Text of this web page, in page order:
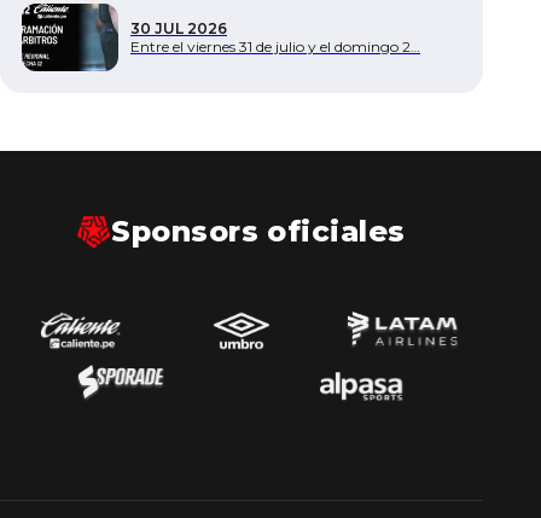
30 JUL 2026
Entre el viernes 31 de julio y el domingo 2…
Sponsors oficiales